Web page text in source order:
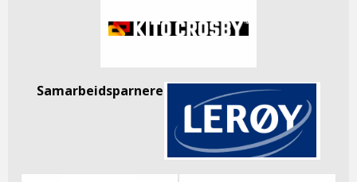
Samarbeidsparnere